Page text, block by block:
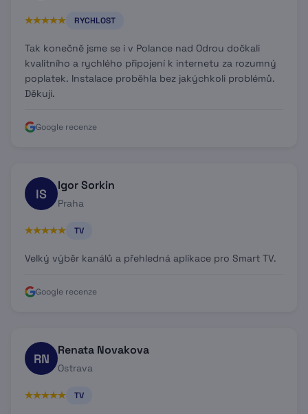
RYCHLOST
Tak konečně jsme se i v Polance nad Odrou dočkali
kvalitního a rychlého připojení k internetu za rozumný
poplatek. Instalace proběhla bez jakýchkoli problémů.
Děkuji.
Google recenze
IS
Igor Sorkin
Praha
TV
Velký výběr kanálů a přehledná aplikace pro Smart TV.
Google recenze
RN
Renata Novakova
Ostrava
TV